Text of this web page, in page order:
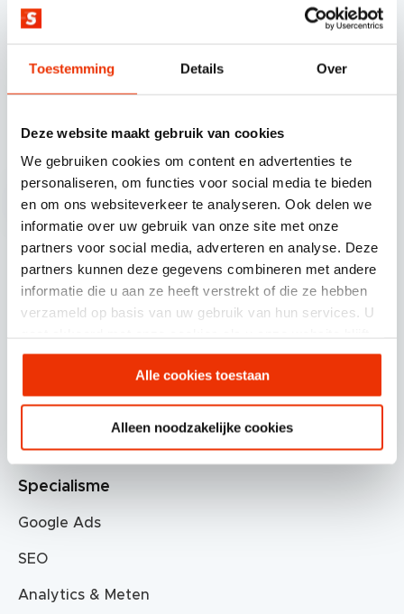
Toestemming Details Over
Deze website maakt gebruik van cookies
We gebruiken cookies om content en advertenties te
personaliseren, om functies voor social media te bieden
en om ons websiteverkeer te analyseren. Ook delen we
informatie over uw gebruik van onze site met onze
partners voor social media, adverteren en analyse. Deze
partners kunnen deze gegevens combineren met andere
informatie die u aan ze heeft verstrekt of die ze hebben
verzameld op basis van uw gebruik van hun services. U
gebruiken.
Alle cookies toestaan
Alleen noodzakelijke cookies
© SCHERPONLINE 2026
Volg ons op
Scherponline.nl BV.
info@scherponline.nl
Specialisme
Google Ads
SEO
Analytics & Meten